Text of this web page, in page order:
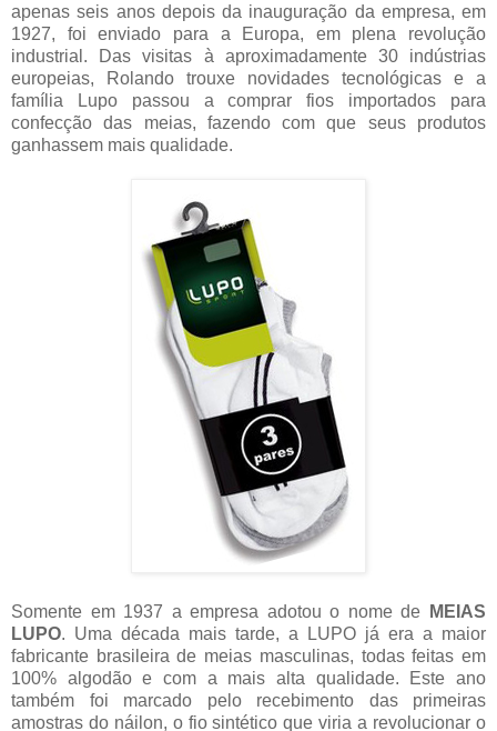
apenas seis anos depois da inauguração da empresa, em
1927, foi enviado para a Europa, em plena revolução
industrial. Das visitas à aproximadamente 30 indústrias
europeias, Rolando trouxe novidades tecnológicas e a
família Lupo passou a comprar fios importados para
confecção das meias, fazendo com que seus produtos
ganhassem mais qualidade.
Somente em 1937 a empresa adotou o nome de
MEIAS
LUPO. Uma década mais tarde, a LUPO já era a maior
fabricante brasileira de meias masculinas, todas feitas em
100% algodão e com a mais alta qualidade. Este ano
também foi marcado pelo recebimento das primeiras
amostras do náilon, o fio sintético que viria a revolucionar o